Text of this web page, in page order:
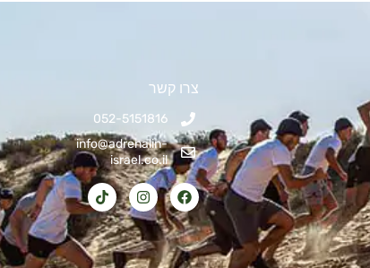
צרו קשר
052-5151816
info@adrenalin-
israel.co.il